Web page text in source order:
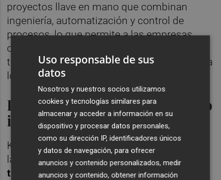
proyectos llave en mano que combinan
ingeniería, automatización y control de
procesos, lo que permite a las empresas
cerámicas acelerar su modernización
tecnológica y responder con mayor rapidez a
los cambios del mercado.
Impulso al I+D+i y crecimiento
internacional
Keeltek se ha consolidado, según señala
la compañía, como unreferente
tecnológico dentro del sectorgracias a su
Uso responsable de sus
datos
Nosotros y nuestros socios utilizamos
cookies y tecnologías similares para
almacenar y acceder a información en su
dispositivo y procesar datos personales,
como su dirección IP, identificadores únicos
y datos de navegación, para ofrecer
anuncios y contenido personalizados, medir
anuncios y contenido, obtener información